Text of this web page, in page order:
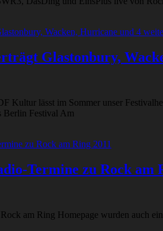
Glastonbury,
Kultur lässt im Sommer unser
Berlin Festival Am
Termine zu Rock am
am Ring Homepage wurden auch